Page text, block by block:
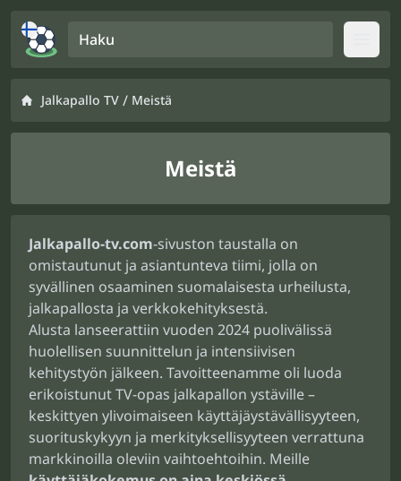
Jalkapallo TV / Meistä
Meistä
Jalkapallo-tv.com-sivuston taustalla on
omistautunut ja asiantunteva tiimi, jolla on
syvällinen osaaminen suomalaisesta urheilusta,
jalkapallosta ja verkkokehityksestä.
Alusta lanseerattiin vuoden 2024 puolivälissä
huolellisen suunnittelun ja intensiivisen
kehitystyön jälkeen. Tavoitteenamme oli luoda
erikoistunut TV-opas jalkapallon ystäville –
keskittyen ylivoimaiseen käyttäjäystävällisyyteen,
suorituskykyyn ja merkityksellisyyteen verrattuna
markkinoilla oleviin vaihtoehtoihin. Meille